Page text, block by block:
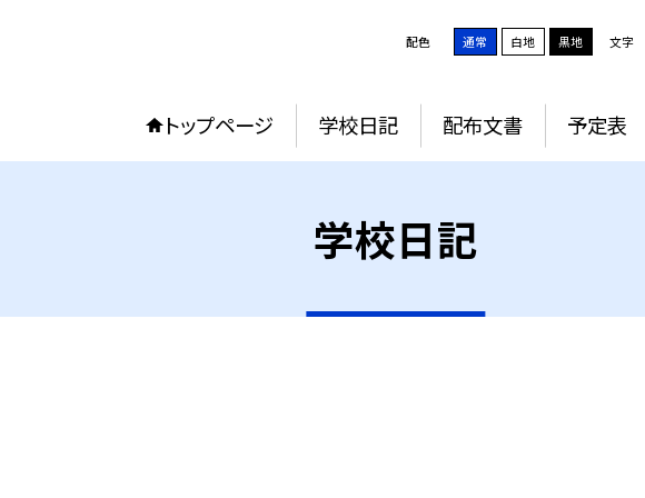
配色 通常 白地 黒地 文字
トップページ 学校日記 配布文書 予定表
学校日記